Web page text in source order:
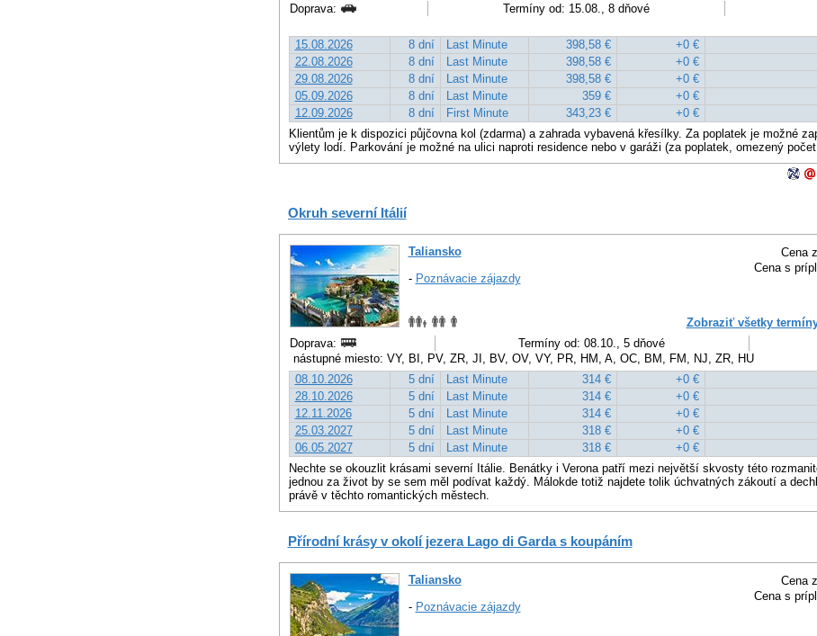
Doprava:
Termíny od: 15.08., 8 dňové
15.08.2026 8 dní Last Minute 398,58 €
+0 €
22.08.2026
8 dní Last Minute 398,58 €
+0 €
29.08.2026
8 dní Last Minute 398,58 €
+0 €
05.09.2026
8 dní Last Minute 359 €
+0 €
12.09.2026
8 dní First Minute 343,23 €
+0 €
Klientům je k dispozici půjčovna kol (zdarma) a zahrada vybavená křesílky. Za poplatek je možné
výlety lodí. Parkování je možné na ulici naproti residence nebo v garáži (za poplatek, omezený
Okruh severní Itálií
Cena
Cena s
Taliansko
- Poznávacie zájazdy
Zobraziť všetky
Doprava:
Termíny od: 08.10., 5 dňové
nástupné miesto: VY, BI, PV, ZR, JI, BV, OV, VY, PR, HM, A, OC, BM, FM, NJ, ZR, HU
08.10.2026
5 dní Last Minute 314 €
+0 €
28.10.2026
5 dní Last Minute 314 €
+0 €
12.11.2026
5 dní Last Minute 314 €
+0 €
25.03.2027
5 dní Last Minute 318 €
+0 €
06.05.2027
5 dní Last Minute 318 €
+0 €
Nechte se okouzlit krásami severní Itálie. Benátky i Verona patří mezi největší skvosty této
jednou za život by se sem měl podívat každý. Málokde totiž najdete tolik úchvatných zákoutí a
právě v těchto romantických městech.
Přírodní krásy v okolí jezera Lago di Garda s koupáním
Cena
Cena s
Taliansko
- Poznávacie zájazdy